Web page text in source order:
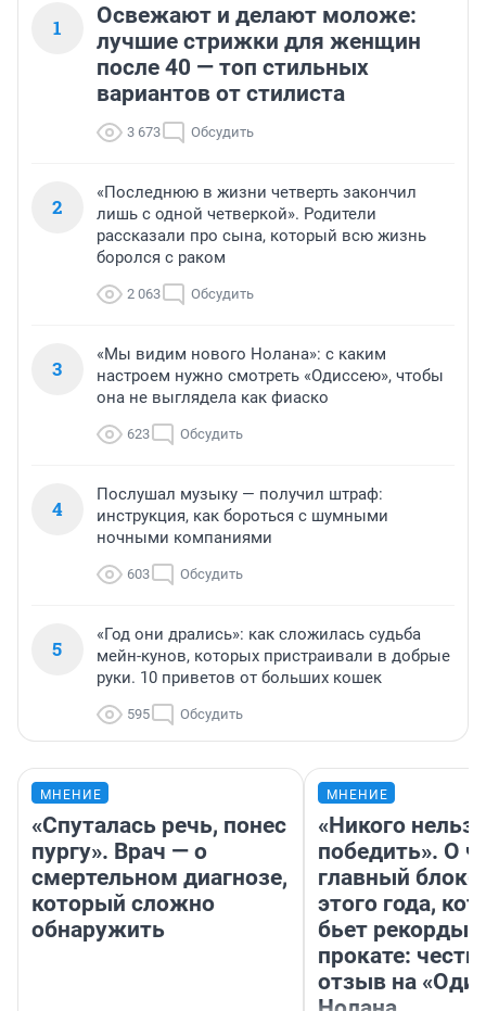
1
Освежают и делают моложе:
лучшие стрижки для женщин
после 40 — топ стильных
вариантов от стилиста
3 673 Обсудить
2
«Последнюю в жизни четверть закончил
лишь с одной четверкой». Родители
рассказали про сына, который всю жизнь
боролся с раком
2 063 Обсудить
3
«Мы видим нового Нолана»: с каким
настроем нужно смотреть «Одиссею», чтобы
она не выглядела как фиаско
623 Обсудить
4
Послушал музыку — получил штраф:
инструкция, как бороться с шумными
ночными компаниями
603 Обсудить
5
«Год они дрались»: как сложилась судьба
мейн-кунов, которых пристраивали в добрые
руки. 10 приветов от больших кошек
595 Обсудить
МНЕНИЕ
«Спуталась речь, понес
пургу». Врач — о
смертельном диагнозе,
который сложно
обнаружить
МНЕНИЕ
«Никого нельзя
победить». О
главный
этого года,
бьет рекорды в
прокате:
отзыв на